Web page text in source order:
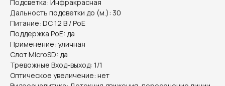
Подсветка: Инфракрасная
Дальность подсветки до (м.): 30
Питание: DC 12 В / PoE
Поддержка PoE: да
Применение: уличная
Слот MicroSD: да
Тревожные Вход-выход: 1/1
Оптическое увеличение: нет